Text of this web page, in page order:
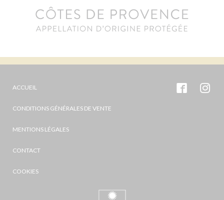
ACCUEIL
CONDITIONS GÉNÉRALES DE VENTE
MENTIONS LÉGALES
CONTACT
COOKIES